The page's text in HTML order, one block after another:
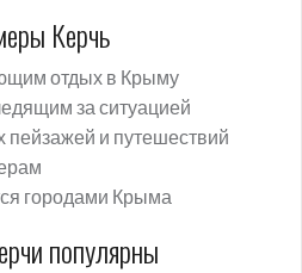
Керчь
отдых в Крыму
за ситуацией
и путешествий
городами Крыма
популярны